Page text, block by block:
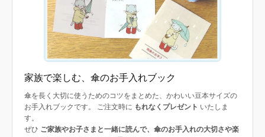
家族で楽しむ、傘のお手入れブック
傘を長く大切に使うためのコツをまとめた、かわいい豆本サイズの
お手入れブックです。 ご注文時に もれなくプレゼント いたしま
す。
ぜひ ご家族やお子さまと一緒に読んで、傘のお手入れの大切さや楽